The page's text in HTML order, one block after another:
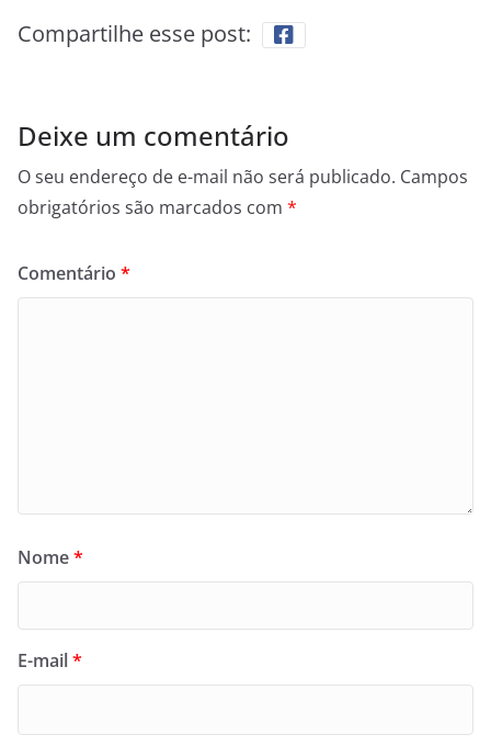
Compartilhe esse post:
Deixe um comentário
O seu endereço de e-mail não será publicado. Campos
obrigatórios são marcados com *
Comentário *
Nome*
E-mail*